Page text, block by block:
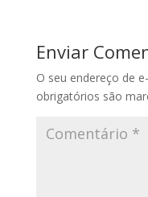
Enviar
O seu endereço de
obrigatórios são